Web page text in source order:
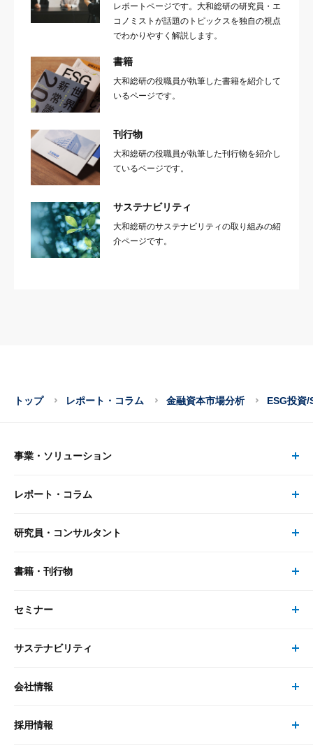
レポートページです。大和総研の研究員・エ
コノミストが話題のトピックスを独自の視点
でわかりやすく解説します。
書籍
大和総研の役職員が執筆した書籍を紹介して
いるページです。
刊行物
大和総研の役職員が執筆した刊行物を紹介し
ているページです。
サステナビリティ
大和総研のサステナビリティの取り組みの紹
介ページです。
トップ レポート・コラム 金融資本市場分析 ESG投資/
事業・ソリューション
事業・ソリューション トップ
リサーチ
大和総研の強み
レポート・コラム
レポート・コラム トップ
最新のレポート・コラム
研究員・コンサルタント
研究員・コンサルタント トップ
研究員
書籍・刊行物
書籍・刊行物 トップ
書籍
セミナー
セミナー トップ
現在受付中のセミナー・イベント
サステナビリティ
サステナビリティの取り組み
次世代社会への貢献
会社情報
会社情報 トップ
採用情報